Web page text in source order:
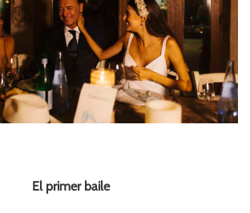
El primer baile